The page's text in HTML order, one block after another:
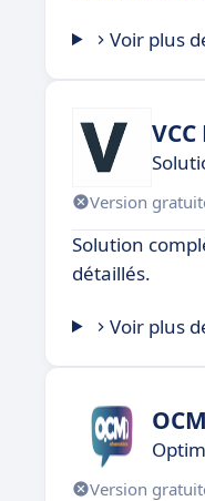
Voir plus
Version
Solution
détaillés.
Voir plus
Version